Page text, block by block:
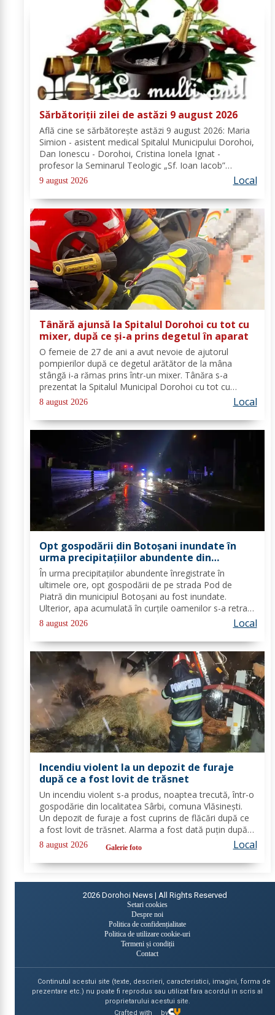
Sărbătoriții zilei de astăzi 9 august 2026
Află cine se sărbătoreşte astăzi 9 august 2026: Maria
Simion - asistent medical Spitalul Municipului Dorohoi,
Dan Ionescu - Dorohoi, Cristina Ionela Ignat -
profesor la Seminarul Teologic „Sf. Ioan Iacob”
Dorohoi, Ana-Maria Ojog - profesor- consilier
educativ Școala Gimnazială Nr. 1 Dumeni, Mihai...
9 august 2026 Local
Tânără ajunsă la Spitalul Dorohoi cu tot cu
mixer, după ce și-a prins degetul în aparat
O femeie de 27 de ani a avut nevoie de ajutorul
pompierilor după ce degetul arătător de la mâna
stângă i-a rămas prins într-un mixer. Tânăra s-a
prezentat la Spitalul Municipal Dorohoi cu tot cu
aparatul electrocasnic, iar medicii au solicitat
intervenția salvatorilor. Pompierii din cadrul...
8 august 2026 Local
Opt gospodării din Botoșani inundate în
urma precipitațiilor abundente din
ultimele ore
În urma precipitațiilor abundente înregistrate în
ultimele ore, opt gospodării de pe strada Pod de
Piatră din municipiul Botoșani au fost inundate.
Ulterior, apa acumulată în curțile oamenilor s-a retras
pe carosabil. Pentru evacuarea apei, pompierii militari
din cadrul Detașamentului Botoșani au...
8 august 2026 Local
Incendiu violent la un depozit de furaje
după ce a fost lovit de trăsnet
Un incendiu violent s-a produs, noaptea trecută, într-o
gospodărie din localitatea Sârbi, comuna Vlăsinești.
Un depozit de furaje a fost cuprins de flăcări după ce
a fost lovit de trăsnet. Alarma a fost dată puțin după
ora 22:00. La caz s-au deplasat, în cel mai scurt timp,
pompierii din cadrul...
8 august 2026 Galerie foto Local
2026 Dorohoi News | All Rights Reserved
Setari cookies
Despre noi
Politica de confidențialitate
Politica de utilizare cookie-uri
Termeni și condiții
Contact
Continutul acestui site (texte, descrieri, caracteristici, imagini, forma de
prezentare etc.) nu poate fi reprodus sau utilizat fara acordul in scris al
proprietarului acestui site.
Crafted with
by